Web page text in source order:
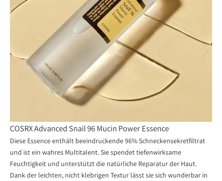
COSRX Advanced Snail 96 Mucin Power Essence
Diese Essence enthält beeindruckende 96% Schneckensekretfiltrat
und ist ein wahres Multitalent. Sie spendet tiefenwirksame
Feuchtigkeit und unterstützt die natürliche Reparatur der Haut.
Dank der leichten, nicht klebrigen Textur lässt sie sich wunderbar in